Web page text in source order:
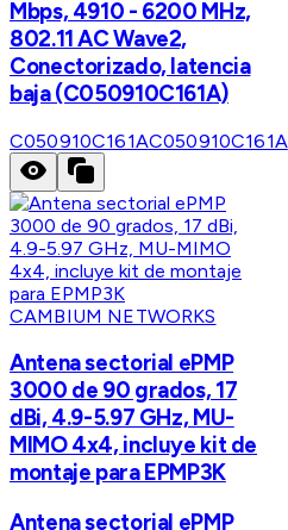
Mbps, 4910 - 6200 MHz,
802.11 AC Wave2,
Conectorizado, latencia
baja (C050910C161A)
C050910C161AC050910C161A
CAMBIUM NETWORKS
Antena sectorial ePMP
3000 de 90 grados, 17
dBi, 4.9-5.97 GHz, MU-
MIMO 4x4, incluye kit de
montaje para EPMP3K
Antena sectorial ePMP